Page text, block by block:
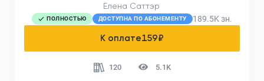
Елена Саттэр
ПОЛНОСТЬЮ ДОСТУПНА ПО АБОНЕМЕНТУ 189.5K зн.
К оплате159₽
120 5.1K